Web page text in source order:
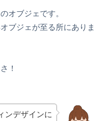
オブジェです。
ブジェが至る所にありま
！
ンデザインに